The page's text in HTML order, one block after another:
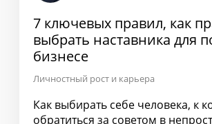
7 ключевых правил, как
выбрать наставника для
бизнесе
Личностный рост и карьера
Как выбирать себе человека, к
обратиться за советом в